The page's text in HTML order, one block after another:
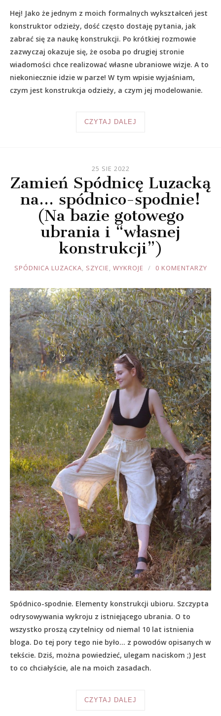
Hej! Jako że jednym z moich formalnych wykształceń jest
konstruktor odzieży, dość często dostaję pytania, jak
zabrać się za naukę konstrukcji. Po krótkiej rozmowie
zazwyczaj okazuje się, że osoba po drugiej stronie
wiadomości chce realizować własne ubraniowe wizje. A to
niekoniecznie idzie w parze! W tym wpisie wyjaśniam,
czym jest konstrukcja odzieży, a czym jej modelowanie.
CZYTAJ DALEJ
25 SIE 2022
Zamień Spódnicę Luzacką
na… spódnico-spodnie!
(Na bazie gotowego
ubrania i “własnej
konstrukcji”)
JOULE
SPÓDNICA LUZACKA, SZYCIE, WYKROJE 0 KOMENTARZY
Spódnico-spodnie. Elementy konstrukcji ubioru. Szczypta
odrysowywania wykroju z istniejącego ubrania. O to
wszystko proszą czytelnicy od niemal 10 lat istnienia
bloga. Do tej pory tego nie było… z powodów opisanych w
tekście. Dziś, można powiedzieć, ulegam naciskom ;) Jest
to co chciałyście, ale na moich zasadach.
CZYTAJ DALEJ